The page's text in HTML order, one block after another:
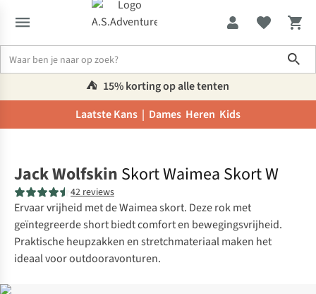
⛺️ 15% korting op alle tenten
Laatste Kans | Dames Heren Kids
Jack Wolfskin Skort Waimea Skort W
42 reviews
Ervaar vrijheid met de Waimea skort. Deze rok met
geïntegreerde short biedt comfort en bewegingsvrijheid.
Praktische heupzakken en stretchmateriaal maken het
ideaal voor outdooravonturen.